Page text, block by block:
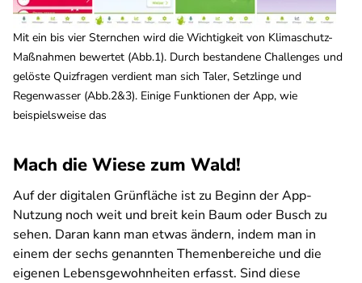
Mit ein bis vier Sternchen wird die Wichtigkeit von Klimaschutz-
Maßnahmen bewertet (Abb.1). Durch bestandene Challenges und
gelöste Quizfragen verdient man sich Taler, Setzlinge und
Regenwasser (Abb.2&3). Einige Funktionen der App, wie
beispielsweise das
Mach die Wiese zum Wald!
Auf der digitalen Grünfläche ist zu Beginn der App-
Nutzung noch weit und breit kein Baum oder Busch zu
sehen. Daran kann man etwas ändern, indem man in
einem der sechs genannten Themenbereiche und die
eigenen Lebensgewohnheiten erfasst. Sind diese